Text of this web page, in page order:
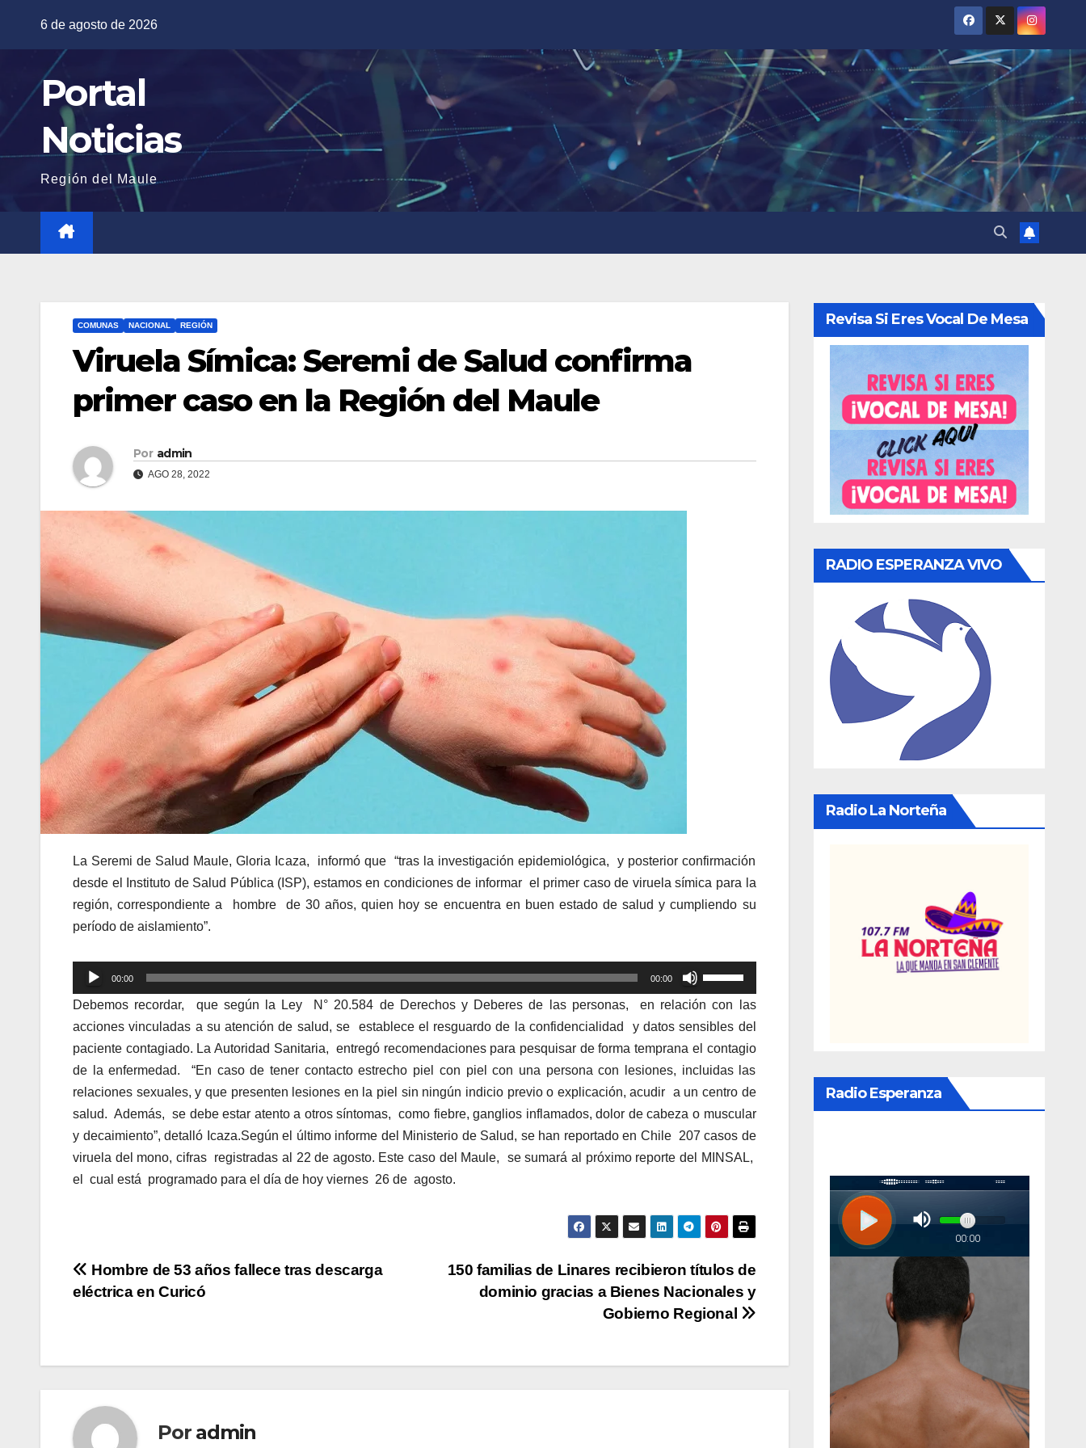
contenido
6 de agosto de 2026
Portal
Noticias
Región del Maule
COMUNAS NACIONAL REGIÓN
Viruela Símica: Seremi de Salud confirma
primer caso en la Región del Maule
Por admin
AGO 28, 2022
La Seremi de Salud Maule, Gloria Icaza, informó que “tras la investigación epidemiológica, y posterior confirmación
desde el Instituto de Salud Pública (ISP), estamos en condiciones de informar el primer caso de viruela símica para la
región, correspondiente a hombre de 30 años, quien hoy se encuentra en buen estado de salud y cumpliendo su
período de aislamiento”.
Reproductor
de
00:00 00:00
Utiliza
las
disminuir
volumen.
Debemos recordar, que según la Ley N° 20.584 de Derechos y Deberes de las personas, en relación con las
acciones vinculadas a su atención de salud, se establece el resguardo de la confidencialidad y datos sensibles del
paciente contagiado. La Autoridad Sanitaria, entregó recomendaciones para pesquisar de forma temprana el contagio
de la enfermedad. “En caso de tener contacto estrecho piel con piel con una persona con lesiones, incluidas las
relaciones sexuales, y que presenten lesiones en la piel sin ningún indicio previo o explicación, acudir a un centro de
salud. Además, se debe estar atento a otros síntomas, como fiebre, ganglios inflamados, dolor de cabeza o muscular
y decaimiento”, detalló Icaza.Según el último informe del Ministerio de Salud, se han reportado en Chile 207 casos de
viruela del mono, cifras registradas al 22 de agosto. Este caso del Maule, se sumará al próximo reporte del MINSAL,
el cual está programado para el día de hoy viernes 26 de agosto.
Navegación
150 familias de Linares recibieron títulos de
dominio gracias a Bienes Nacionales y
Gobierno Regional
Hombre de 53 años fallece tras descarga
eléctrica en Curicó
Por admin
Revisa Si Eres Vocal De Mesa
RADIO ESPERANZA VIVO
Radio La Norteña
Radio Esperanza